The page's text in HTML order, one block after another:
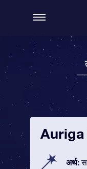
Auriga
अर्थ: